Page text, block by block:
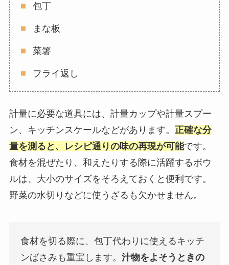
包丁
まな板
菜箸
フライ返し
計量に必要な道具には、計量カップや計量スプー
ン、キッチンスケールなどがあります。 正確な分
量を測ると、レシピ通りの味の再現が可能です。
食材を混ぜたり、和えたりする際に活躍するボウ
ルは、大小のサイズをそろえておくと便利です。
野菜の水切りなどに使うざるも欠かせません。
食材を切る際に、包丁代わりに使えるキッチ
ンばさみも重宝します。汁物をよそうときの